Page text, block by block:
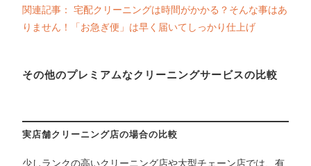
関連記事： 宅配クリーニングは時間がかかる？そんな事はあ
りません！「お急ぎ便」は早く届いてしっかり仕上げ
その他のプレミアムなクリーニングサービスの比較
実店舗クリーニング店の場合の比較
少しランクの高いクリーニング店や大型チェーン店では、有